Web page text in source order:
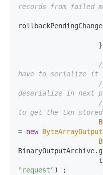
records from failed
have to serialize it
deserialize in next
to get the txn
= new
"request" ) ;